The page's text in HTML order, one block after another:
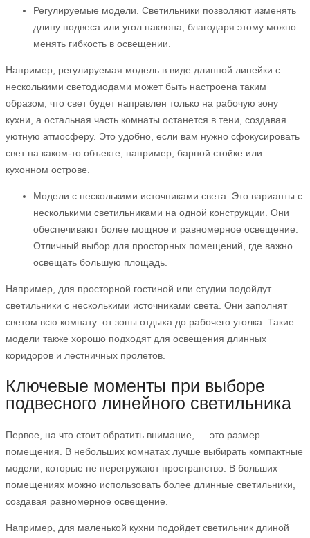
Регулируемые модели. Светильники позволяют изменять
длину подвеса или угол наклона, благодаря этому можно
менять гибкость в освещении.
Например, регулируемая модель в виде длинной линейки с
несколькими светодиодами может быть настроена таким
образом, что свет будет направлен только на рабочую зону
кухни, а остальная часть комнаты останется в тени, создавая
уютную атмосферу. Это удобно, если вам нужно сфокусировать
свет на каком-то объекте, например, барной стойке или
кухонном острове.
Модели с несколькими источниками света. Это варианты с
несколькими светильниками на одной конструкции. Они
обеспечивают более мощное и равномерное освещение.
Отличный выбор для просторных помещений, где важно
освещать большую площадь.
Например, для просторной гостиной или студии подойдут
светильники с несколькими источниками света. Они заполнят
светом всю комнату: от зоны отдыха до рабочего уголка. Такие
модели также хорошо подходят для освещения длинных
коридоров и лестничных пролетов.
Ключевые моменты при выборе
подвесного линейного светильника
Первое, на что стоит обратить внимание, — это размер
помещения. В небольших комнатах лучше выбирать компактные
модели, которые не перегружают пространство. В больших
помещениях можно использовать более длинные светильники,
создавая равномерное освещение.
Например, для маленькой кухни подойдет светильник длиной